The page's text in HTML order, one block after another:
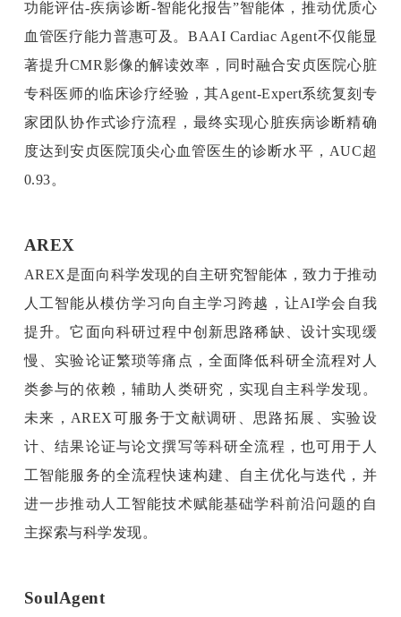
功能评估-疾病诊断-智能化报告”智能体，推动优质心
血管医疗能力普惠可及。BAAI Cardiac Agent不仅能显
著提升CMR影像的解读效率，同时融合安贞医院心脏
专科医师的临床诊疗经验，其Agent-Expert系统复刻专
家团队协作式诊疗流程，最终实现心脏疾病诊断精确
度达到安贞医院顶尖心血管医生的诊断水平，AUC超
0.93。
AREX
AREX是面向科学发现的自主研究智能体，致力于推动
人工智能从模仿学习向自主学习跨越，让AI学会自我
提升。它面向科研过程中创新思路稀缺、设计实现缓
慢、实验论证繁琐等痛点，全面降低科研全流程对人
类参与的依赖，辅助人类研究，实现自主科学发现。
未来，AREX可服务于文献调研、思路拓展、实验设
计、结果论证与论文撰写等科研全流程，也可用于人
工智能服务的全流程快速构建、自主优化与迭代，并
进一步推动人工智能技术赋能基础学科前沿问题的自
主探索与科学发现。
SoulAgent